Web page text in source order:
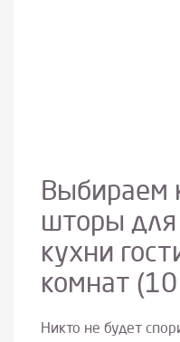
Выбираем
шторы для
кухни
комнат
Никто не будет